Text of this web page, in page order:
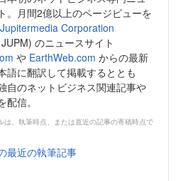
。月間2億以上のページビューを
Jupitermedia Corporation
のニュースサイト
や EarthWeb.com からの最新
語に翻訳して掲載するととも
自のネットビジネス関連記事や
配信。
は、執筆時点、または直近の記事の寄稿時点で
最近の執筆記事